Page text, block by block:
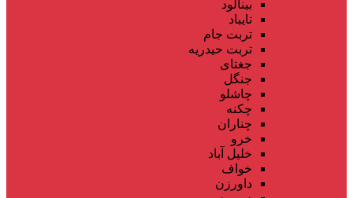
بینالود
تایباد
تربت جام
تربت حیدریه
جغتای
جنگل
چاشلو
چکنه
چناران
خرو
خلیل آباد
خواف
داورزن